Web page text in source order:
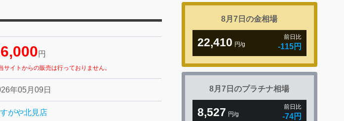
円
サイトからの販売は行っておりません。
年05月09日
がや北見店
8月7日の金相場
22,410 円/g
前日比
-115円
8月7日のプラチナ相場
8,527 円/g
前日比
-74円